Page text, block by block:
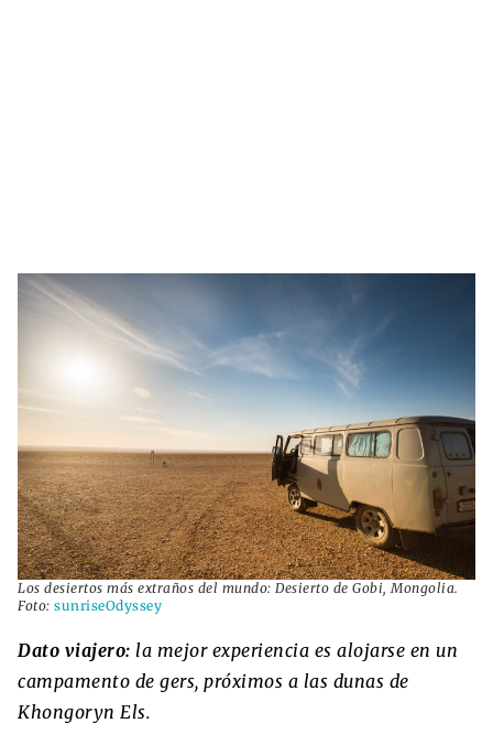
Los desiertos más extraños del mundo: Desierto de Gobi, Mongolia.
Foto: sunriseOdyssey
Dato viajero: la mejor experiencia es alojarse en un
campamento de gers, próximos a las dunas de
Khongoryn Els.